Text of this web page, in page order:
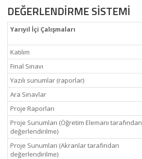
DEĞERLENDİRME SİSTEMİ
Yarıyıl İçi Çalışmaları
Katılım
Final Sınavı
Yazılı sunumlar (raporlar)
Ara Sınavlar
Proje Raporları
Proje Sunumları (Öğretim Elemanı tarafından
değerlendirilme)
Proje Sunumları (Akranlar tarafından
değerlendirilme)